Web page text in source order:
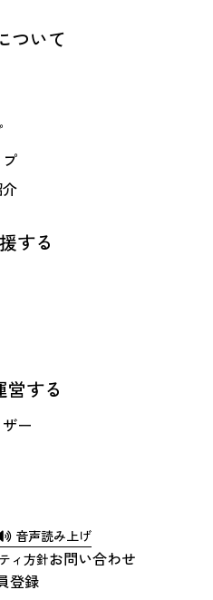
音声読み上げ
登録
お問い合わせ
ィ方針
ついて
する
営する
ー